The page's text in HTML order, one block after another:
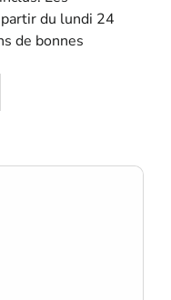
SE SOUVENIR DE MOI
du lundi 24
de bonnes